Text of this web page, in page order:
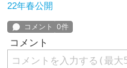
22年春公開